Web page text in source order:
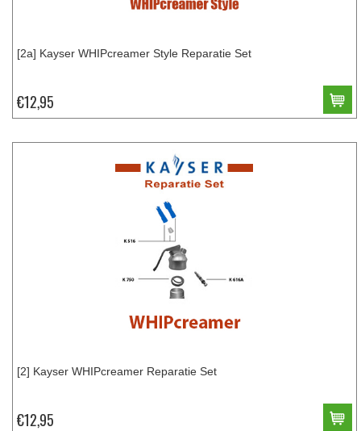
[2a] Kayser WHIPcreamer Style Reparatie Set
€12,95
[2] Kayser WHIPcreamer Reparatie Set
€12,95